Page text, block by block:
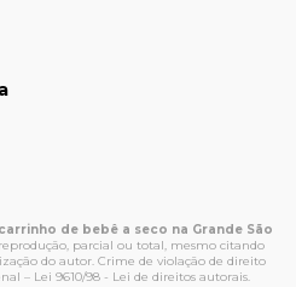
de bebê a seco na Grande São
parcial ou total, mesmo citando
do autor. Crime de violação de direito
– Lei 9610/98 - Lei de direitos autorais.